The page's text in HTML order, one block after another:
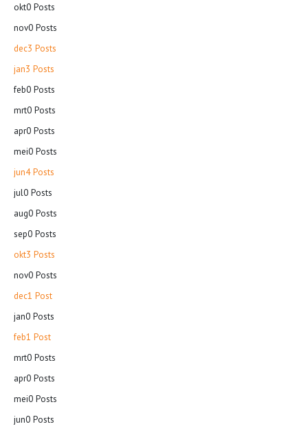
okt0 Posts
nov0 Posts
dec3 Posts
jan3 Posts
feb0 Posts
mrt0 Posts
apr0 Posts
mei0 Posts
jun4 Posts
jul0 Posts
aug0 Posts
sep0 Posts
okt3 Posts
nov0 Posts
dec1 Post
jan0 Posts
feb1 Post
mrt0 Posts
apr0 Posts
mei0 Posts
jun0 Posts